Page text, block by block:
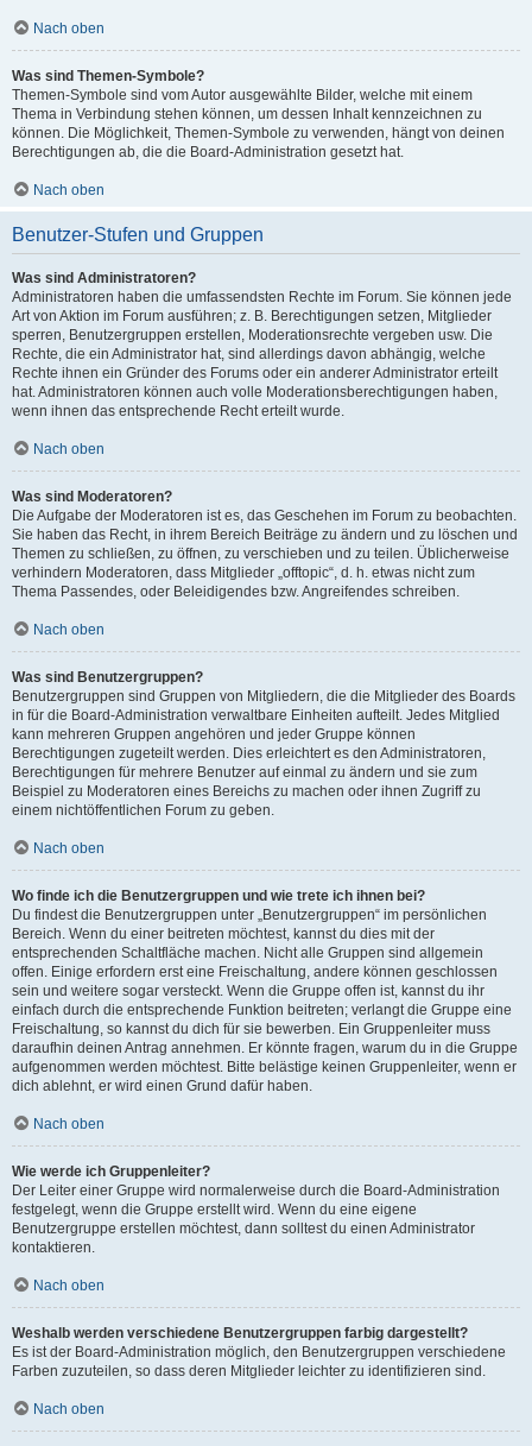
Nach oben
Was sind Themen-Symbole?
Themen-Symbole sind vom Autor ausgewählte Bilder, welche mit einem
Thema in Verbindung stehen können, um dessen Inhalt kennzeichnen zu
können. Die Möglichkeit, Themen-Symbole zu verwenden, hängt von deinen
Berechtigungen ab, die die Board-Administration gesetzt hat.
Nach oben
Benutzer-Stufen und Gruppen
Was sind Administratoren?
Administratoren haben die umfassendsten Rechte im Forum. Sie können jede
Art von Aktion im Forum ausführen; z. B. Berechtigungen setzen, Mitglieder
sperren, Benutzergruppen erstellen, Moderationsrechte vergeben usw. Die
Rechte, die ein Administrator hat, sind allerdings davon abhängig, welche
Rechte ihnen ein Gründer des Forums oder ein anderer Administrator erteilt
hat. Administratoren können auch volle Moderationsberechtigungen haben,
wenn ihnen das entsprechende Recht erteilt wurde.
Nach oben
Was sind Moderatoren?
Die Aufgabe der Moderatoren ist es, das Geschehen im Forum zu beobachten.
Sie haben das Recht, in ihrem Bereich Beiträge zu ändern und zu löschen und
Themen zu schließen, zu öffnen, zu verschieben und zu teilen. Üblicherweise
verhindern Moderatoren, dass Mitglieder „offtopic“, d. h. etwas nicht zum
Thema Passendes, oder Beleidigendes bzw. Angreifendes schreiben.
Nach oben
Was sind Benutzergruppen?
Benutzergruppen sind Gruppen von Mitgliedern, die die Mitglieder des Boards
in für die Board-Administration verwaltbare Einheiten aufteilt. Jedes Mitglied
kann mehreren Gruppen angehören und jeder Gruppe können
Berechtigungen zugeteilt werden. Dies erleichtert es den Administratoren,
Berechtigungen für mehrere Benutzer auf einmal zu ändern und sie zum
Beispiel zu Moderatoren eines Bereichs zu machen oder ihnen Zugriff zu
einem nichtöffentlichen Forum zu geben.
Nach oben
Wo finde ich die Benutzergruppen und wie trete ich ihnen bei?
Du findest die Benutzergruppen unter „Benutzergruppen“ im persönlichen
Bereich. Wenn du einer beitreten möchtest, kannst du dies mit der
entsprechenden Schaltfläche machen. Nicht alle Gruppen sind allgemein
offen. Einige erfordern erst eine Freischaltung, andere können geschlossen
sein und weitere sogar versteckt. Wenn die Gruppe offen ist, kannst du ihr
einfach durch die entsprechende Funktion beitreten; verlangt die Gruppe eine
Freischaltung, so kannst du dich für sie bewerben. Ein Gruppenleiter muss
daraufhin deinen Antrag annehmen. Er könnte fragen, warum du in die Gruppe
aufgenommen werden möchtest. Bitte belästige keinen Gruppenleiter, wenn er
dich ablehnt, er wird einen Grund dafür haben.
Nach oben
Wie werde ich Gruppenleiter?
Der Leiter einer Gruppe wird normalerweise durch die Board-Administration
festgelegt, wenn die Gruppe erstellt wird. Wenn du eine eigene
Benutzergruppe erstellen möchtest, dann solltest du einen Administrator
kontaktieren.
Nach oben
Weshalb werden verschiedene Benutzergruppen farbig dargestellt?
Es ist der Board-Administration möglich, den Benutzergruppen verschiedene
Farben zuzuteilen, so dass deren Mitglieder leichter zu identifizieren sind.
Nach oben